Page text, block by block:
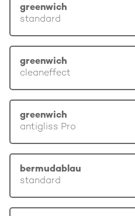
greenwich
standard
greenwich
cleaneffect
greenwich
antigliss Pro
bermudablau
standard